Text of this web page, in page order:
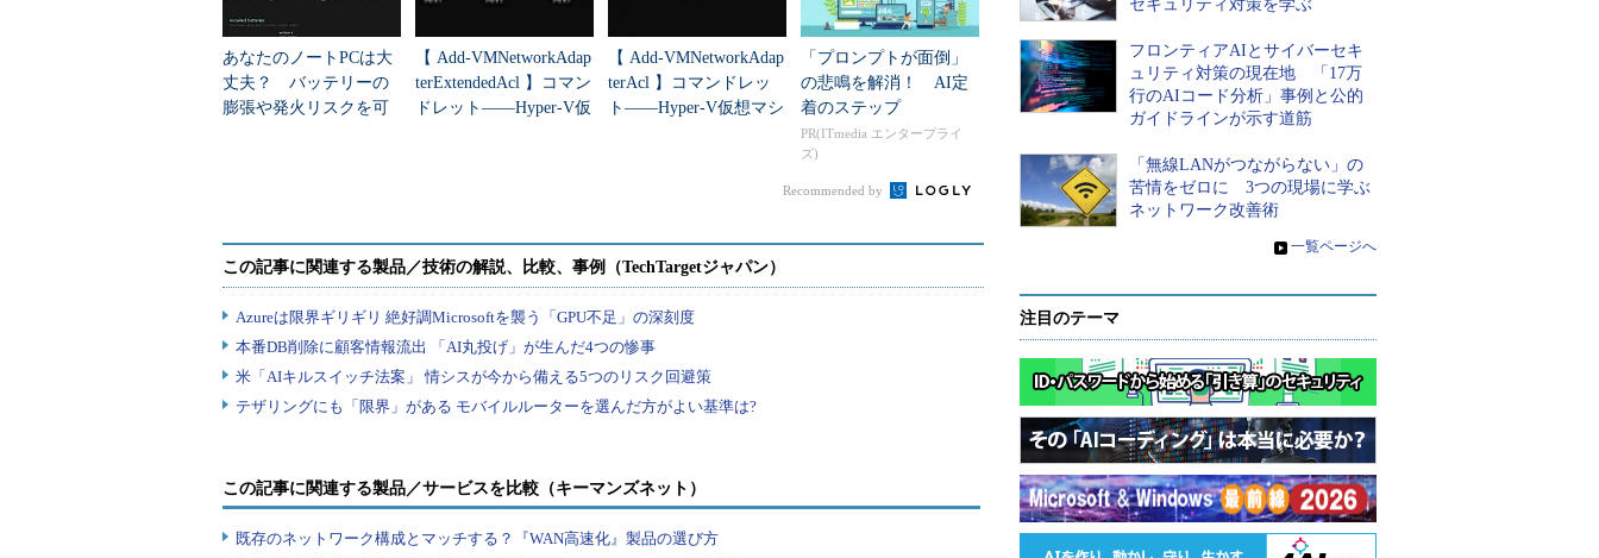
現在では、LinuxやWindows、Mac（OS X）などのOSに加え、仮想化ソフトウエア上で
実行されるゲストOSでも、マジックパケット方式のWOLがサポートされていることがあ
ります。
なお、マジックパケット方式のWOLでは、パケットをブロードキャスト送信するた
め、送受信に使う機器の両方が同じネットワークセグメントに所属していることが前提
です。ただし、WOL対応と明記されたルーター、または7779番ポートのブロードキャス
わゆる「ルーター越え」も可能です。
ether-wakeコマンドは「net-tools」パッケージに収録されています。net-toolsはCentOSの
標準構成に含まれるため、通常はデフォルトで利用できますが、インストールされてい
ない場合は、以下のように「yum」コマンドを実行して、パッケージをインストールして
ください。
あなたのノートPCは大
丈夫？ バッテリーの
膨張や発火リスクを可
【 Add-VMNetworkAdap
terExtendedAcl 】コマン
ドレット――Hyper-V仮
【 Add-VMNetworkAdap
terAcl 】コマンドレッ
ト――Hyper-V仮想マシ
「プロンプトが面倒」
の悲鳴を解消！ AI定
着のステップ
PR(ITmedia エンタープライ
ズ)
Recommended by
この記事に関連する製品／サービスを比較（キーマンズネット）
既存のネットワーク構成とマッチする？『WAN高速化』製品の選び方
セキュリティ対策を学ぶ
フロンティアAIとサイバーセキ
ュリティ対策の現在地 「17万
行のAIコード分析」事例と公的
ガイドラインが示す道筋
「無線LANがつながらない」の
苦情をゼロに 3つの現場に学ぶ
ネットワーク改善術
» 一覧ページへ
注目のテーマ